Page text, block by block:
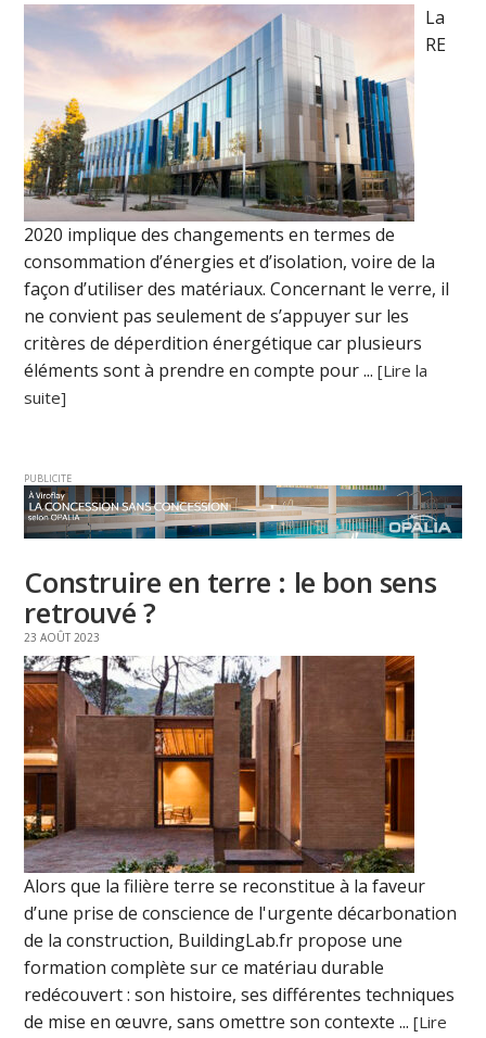
La
RE
2020 implique des changements en termes de
consommation d’énergies et d’isolation, voire de la
façon d’utiliser des matériaux. Concernant le verre, il
ne convient pas seulement de s’appuyer sur les
critères de déperdition énergétique car plusieurs
éléments sont à prendre en compte pour ...[Lire la
suite]
PUBLICITE
Construire en terre : le bon sens
retrouvé ?
23 AOÛT 2023
Alors que la filière terre se reconstitue à la faveur
d’une prise de conscience de l'urgente décarbonation
de la construction, BuildingLab.fr propose une
formation complète sur ce matériau durable
redécouvert : son histoire, ses différentes techniques
de mise en œuvre, sans omettre son contexte ...[Lire